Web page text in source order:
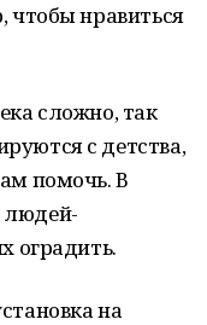
чтобы нравиться
сложно, так
с детства,
помочь. В
людей-
оградить.
на